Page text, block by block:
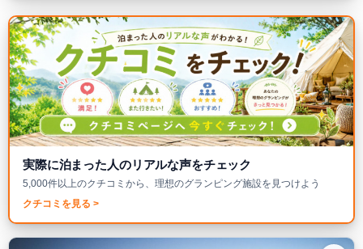
実際に泊まった人のリアルな声をチェック
5,000件以上のクチコミから、理想のグランピング施設を見つけよう
クチコミを見る >